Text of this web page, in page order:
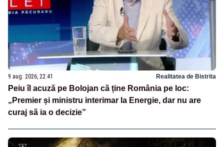
9 aug. 2026, 22:41 Realitatea de Bistrita
Peiu îl acuză pe Bolojan că ține România pe loc:
„Premier și ministru interimar la Energie, dar nu are
curaj să ia o decizie”